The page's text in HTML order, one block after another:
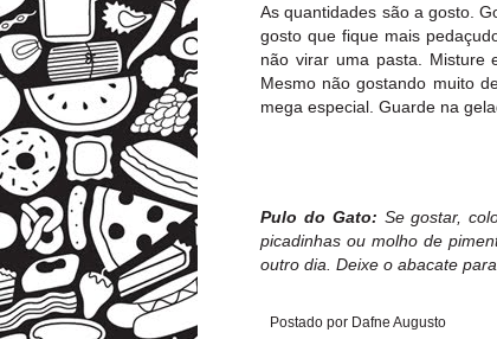
As quantidades são a gosto.
gosto que fique mais
não virar uma pasta. Misture
Mesmo não gostando muito
mega especial. Guarde na
Pulo do Gato: Se gostar,
picadinhas ou molho de
outro dia. Deixe o abacate
Postado por Dafne Augusto